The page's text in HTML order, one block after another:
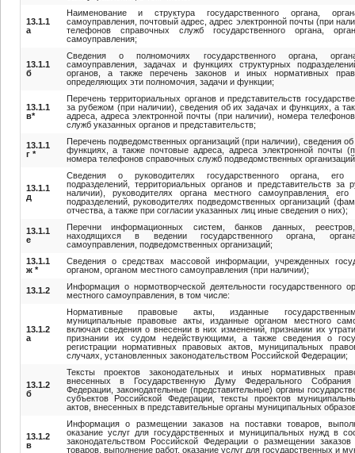
13.1.1
а
Наименование и структура государственного органа,
самоуправления, почтовый адрес, адрес электронной почты (при
телефонов справочных служб государственного органа,
самоуправления;
13.1.1
б
Сведения о полномочиях государственного органа,
самоуправления, задачах и функциях структурных
органов, а также перечень законов и иных нормативных
определяющих эти полномочия, задачи и функции;
13.1.1
в*
Перечень территориальных органов и представительств
за рубежом (при наличии), сведения об их задачах и функциях, а
адреса, адреса электронной почты (при наличии), номера
служб указанных органов и представительств;
13.1.1
г *
Перечень подведомственных организаций (при наличии), сведения
функциях, а также почтовые адреса, адреса электронной почты
номера телефонов справочных служб подведомственных
13.1.1
д
Сведения о руководителях государственного органа, его
подразделений, территориальных органов и представительств за
наличии), руководителях органа местного самоуправления, его
подразделений, руководителях подведомственных организаций
отчества, а также при согласии указанных лиц иные сведения о них);
13.1.1
е
Перечни информационных систем, банков данных, реестров,
находящихся в ведении государственного органа,
самоуправления, подведомственных организаций;
13.1.1
ж *
Сведения о средствах массовой информации, учрежденных
органом, органом местного самоуправления (при наличии);
13.1.2
Информация о нормотворческой деятельности государственного
местного самоуправления, в том числе:
13.1.2
а
Нормативные правовые акты, изданные
муниципальные правовые акты, изданные органом местного
включая сведения о внесении в них изменений, признании их
признании их судом недействующими, а также сведения о
регистрации нормативных правовых актов, муниципальных
случаях, установленных законодательством Российской Федерации;
13.1.2
б
Тексты проектов законодательных и иных нормативных
внесенных в Государственную Думу Федерального Собрания
Федерации, законодательные (представительные) органы
субъектов Российской Федерации, тексты проектов
актов, внесенных в представительные органы муниципальных
13.1.2
в
Информация о размещении заказов на поставки товаров,
оказание услуг для государственных и муниципальных нужд в
законодательством Российской Федерации о размещении заказов
товаров, выполнение работ, оказание услуг для государственных и